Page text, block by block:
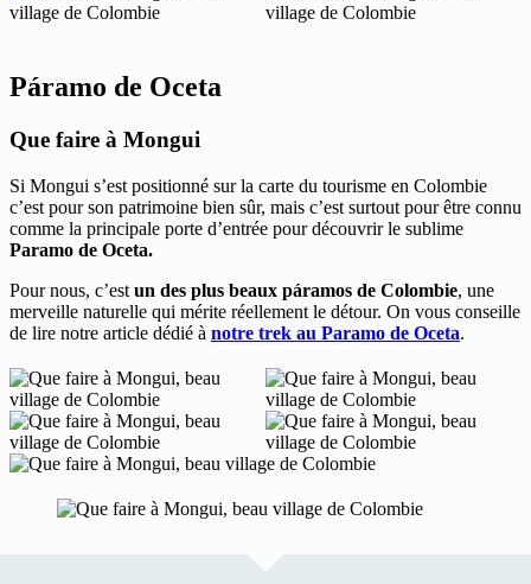
Páramo de Oceta
Que faire à Mongui
Si Mongui s’est positionné sur la carte du tourisme en Colombie
c’est pour son patrimoine bien sûr, mais c’est surtout pour être connu
comme la principale porte d’entrée pour découvrir le sublime
Paramo de Oceta.
Pour nous, c’est un des plus beaux páramos de Colombie, une
merveille naturelle qui mérite réellement le détour. On vous conseille
de lire notre article dédié à notre trek au Paramo de Oceta.